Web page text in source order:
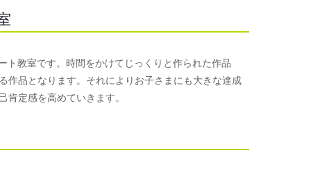
ト教室です。時間をかけてじっくりと作られた作品
作品となります。それによりお子さまにも大きな達成
定感を高めていきます。